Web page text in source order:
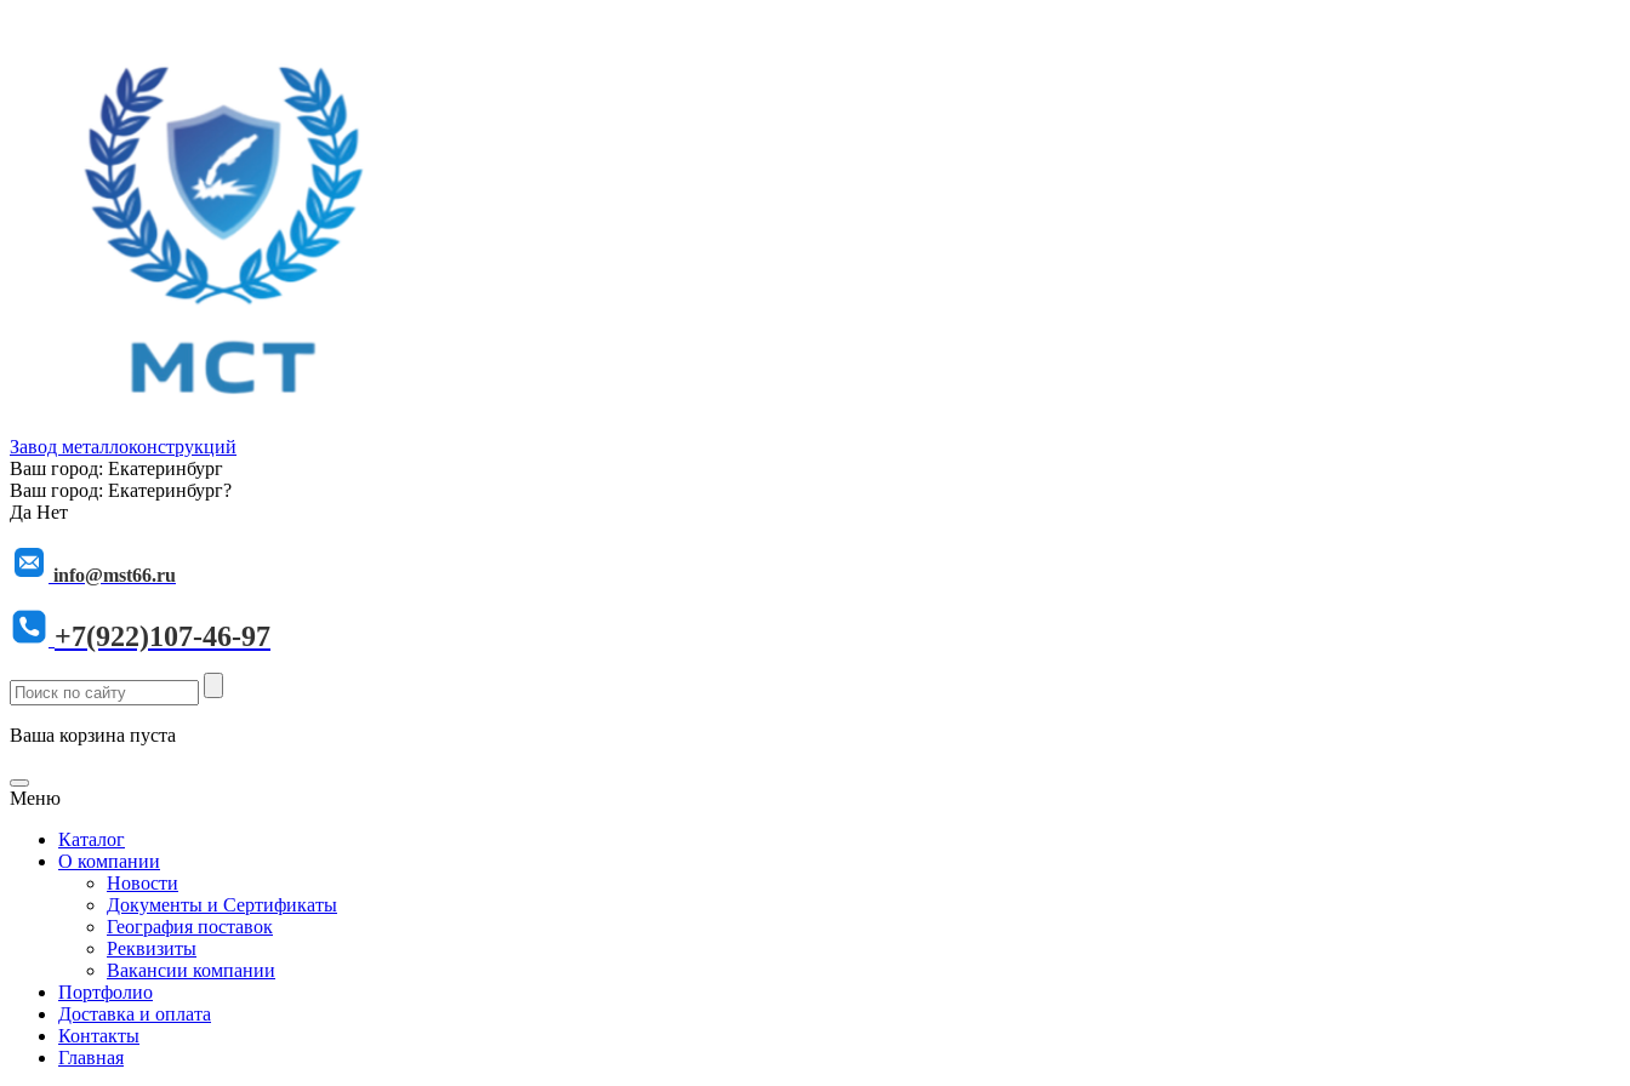
Завод металлоконструкций
Ваш город: Екатеринбург
Ваш город: Екатеринбург?
Да Нет
info@mst66.ru
+7(922)107-46-97
Ваша корзина пуста
Меню
Каталог
О компании
Новости
Документы и Сертификаты
География поставок
Реквизиты
Вакансии компании
Портфолио
Доставка и оплата
Контакты
Главная